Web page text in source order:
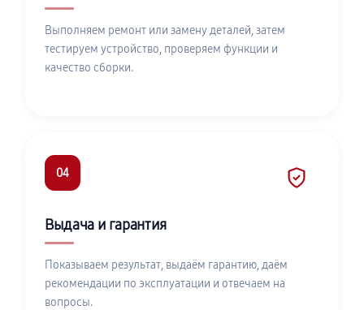
Выполняем ремонт или замену деталей, затем
тестируем устройство, проверяем функции и
качество сборки.
04
Выдача и гарантия
Показываем результат, выдаём гарантию, даём
рекомендации по эксплуатации и отвечаем на
вопросы.